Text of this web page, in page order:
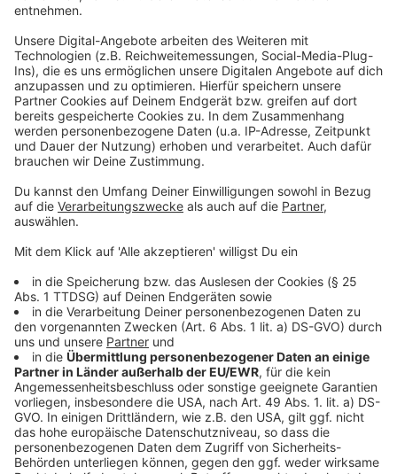
Weihnachtsmärkte im Kreis Kleve 2025
Aktionen|Die Wirtschaftsförderung Kreis Kleve hat eine
Broschüre "Adventszauber" aufgelegt. Hier sind alle
Weihnachtsmärkte bei uns im Kreis Kleve
zusammengefasst.
Leon Windscheid – hautnah: Ein unvergesslicher
Abend für
Aktionen |Ein exklusiver Abend mit Leon Windscheid –
Show, Q&A und persönliche Einblicke für Aktion Lichtblicke.
Fahrradtour durch Europa - 3.000 Euro für den guten
Aktionen|Michael Sommerstange startete im März eine
mehrwöchige Radreise durch sieben Länder Europas und
sammelte Geld für die Aktion Lichtblicke.
Verlosung ist gelaufen! Für die HOP TOP Show
"Volaris" bei
Aktionen|Bitte nicht mehr bewerben!Die Auslosung ist
heute (13:15 Uhr) durchgeführt worden!Die Gewinnerin ist
informiert und kommt aus Geldern! Herzlichen